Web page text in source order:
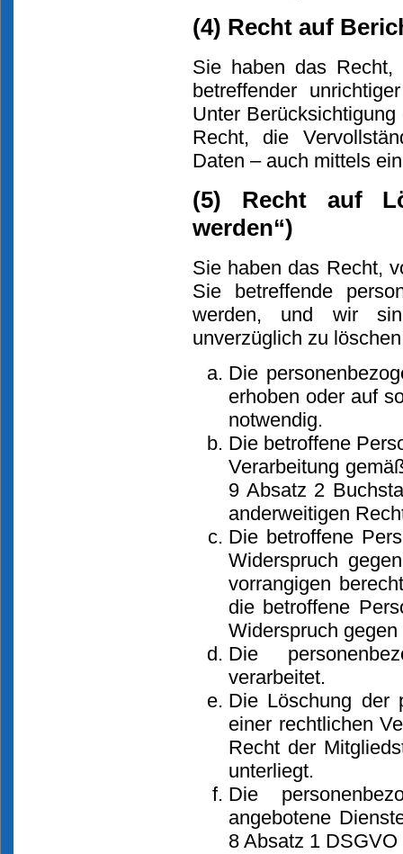
(4) Recht auf
Sie haben das Recht,
betreffender
Unter
Recht, die
Daten – auch mittels
(5) Recht auf
werden“)
Sie haben das Recht,
Sie betreffende
werden, und wir
unverzüglich zu
Die
erhoben oder auf
notwendig.
Die betroffene
Verarbeitung
9 Absatz 2
anderweitigen
Die betroffene
Widerspruch
vorrangigen
die betroffene
Widerspruch
Die
verarbeitet.
Die Löschung der
einer rechtlichen
Recht der
unterliegt.
Die
angebotene
8 Absatz 1 DSGVO